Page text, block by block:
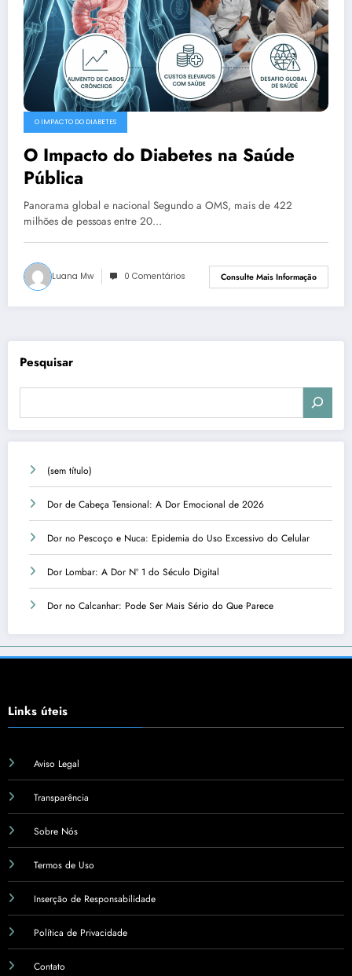
O IMPACTO DO DIABETES
O Impacto do Diabetes na Saúde
Pública
Panorama global e nacional Segundo a OMS, mais de 422
milhões de pessoas entre 20…
Luana Mw 0 Comentários Consulte Mais Informação
Pesquisar
(sem título)
Dor de Cabeça Tensional: A Dor Emocional de 2026
Dor no Pescoço e Nuca: Epidemia do Uso Excessivo do Celular
Dor Lombar: A Dor Nº 1 do Século Digital
Dor no Calcanhar: Pode Ser Mais Sério do Que Parece
Links úteis
Aviso Legal
Transparência
Sobre Nós
Termos de Uso
Inserção de Responsabilidade
Política de Privacidade
Contato